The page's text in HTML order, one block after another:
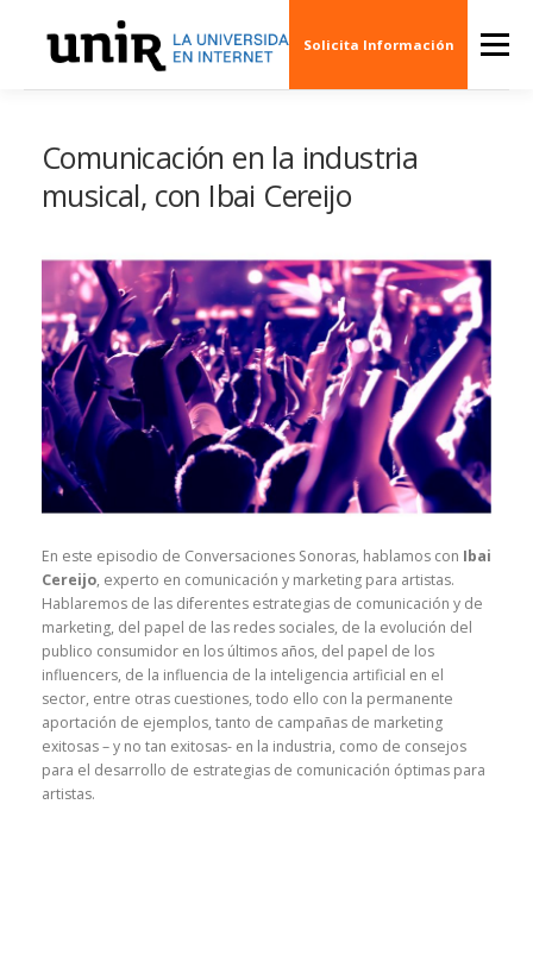
content
Menu
EVENTOS CREAS 3D
Comunicación en la industria
musical, con Ibai Cereijo
En este episodio de Conversaciones Sonoras, hablamos con Ibai
Cereijo, experto en comunicación y marketing para artistas.
Hablaremos de las diferentes estrategias de comunicación y de
marketing, del papel de las redes sociales, de la evolución del
publico consumidor en los últimos años, del papel de los
influencers, de la influencia de la inteligencia artificial en el
sector, entre otras cuestiones, todo ello con la permanente
aportación de ejemplos, tanto de campañas de marketing
exitosas – y no tan exitosas- en la industria, como de consejos
para el desarrollo de estrategias de comunicación óptimas para
artistas.
Solicita Información